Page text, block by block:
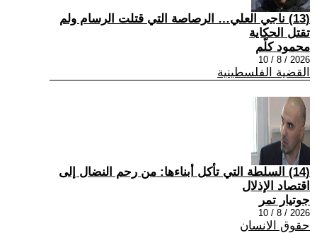
(13) ناجي العلي… الرصاصة التي قتلت الرسام ولم
تقتل الحكاية
محمود كلّم
2026 / 8 / 10
القضية الفلسطينية
(14) السلطة التي تأكل أبناءها: من رحم النضال إلى
اقتصاد الإذلال
جوتيار تمر
2026 / 8 / 10
حقوق الانسان